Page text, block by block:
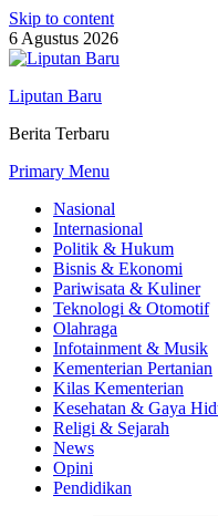
Skip to content
6 Agustus 2026
Liputan Baru
Berita Terbaru
Primary Menu
Nasional
Internasional
Politik & Hukum
Bisnis & Ekonomi
Pariwisata & Kuliner
Teknologi & Otomotif
Olahraga
Infotainment & Musik
Kementerian Pertanian
Kilas Kementerian
Kesehatan & Gaya
Religi & Sejarah
News
Opini
Pendidikan